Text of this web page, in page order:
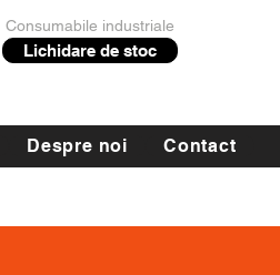
Consumabile industriale
Lichidare de stoc
Despre noi Contact